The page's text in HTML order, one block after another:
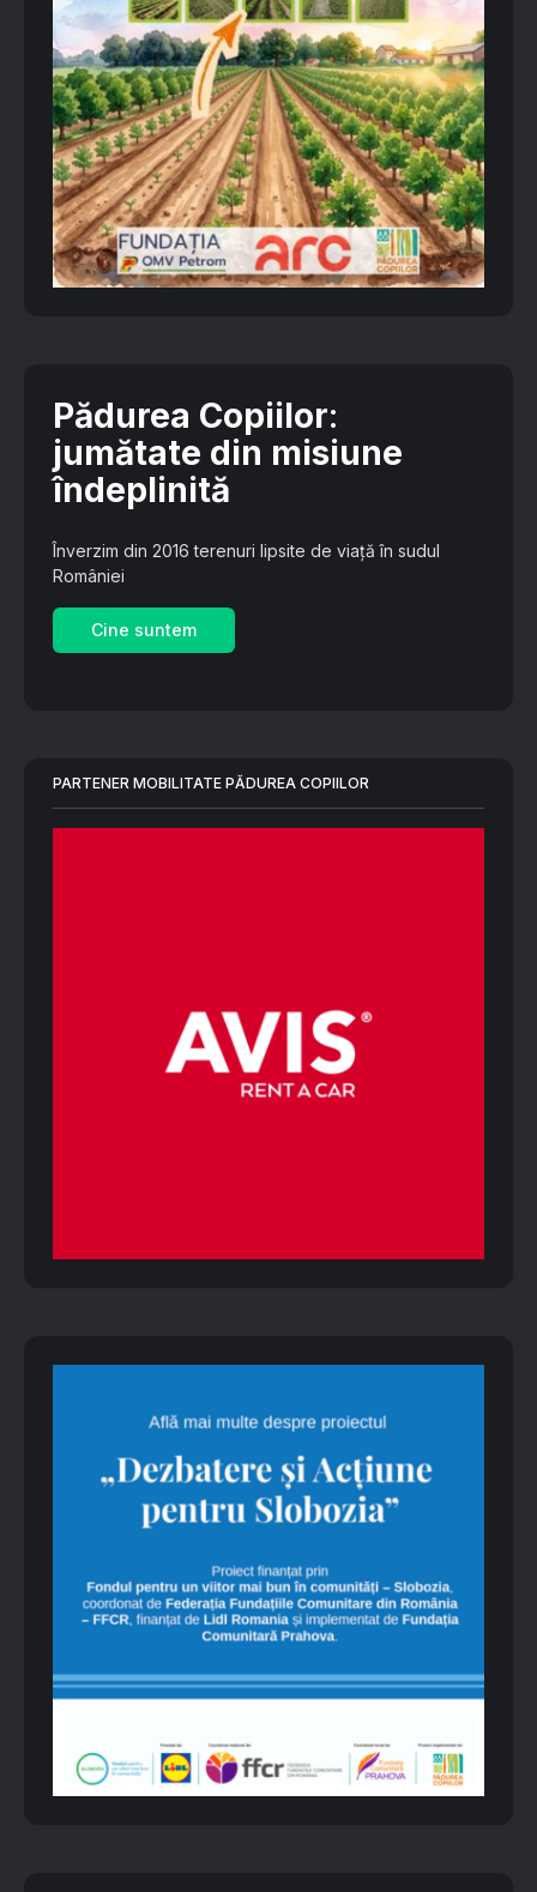
Pădurea Copiilor:
jumătate din misiune
îndeplinită
Înverzim din 2016 terenuri lipsite de viață în sudul
României
Cine suntem
PARTENER MOBILITATE PĂDUREA COPIILOR